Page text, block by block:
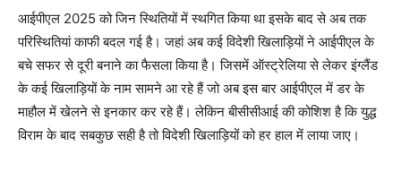
आईपीएल 2025 को जिन स्थितियों में स्थगित किया था इसके बाद से अब तक
परिस्थितियां काफी बदल गई है। जहां अब कई विदेशी खिलाड़ियों ने आईपीएल के
बचे सफर से दूरी बनाने का फैसला किया है। जिसमें ऑस्ट्रेलिया से लेकर इंग्लैंड
के कई खिलाड़ियों के नाम सामने आ रहे हैं जो अब इस बार आईपीएल में डर के
माहौल में खेलने से इनकार कर रहे हैं। लेकिन बीसीसीआई की कोशिश है कि युद्ध
विराम के बाद सबकुछ सही है तो विदेशी खिलाड़ियों को हर हाल में लाया जाए।